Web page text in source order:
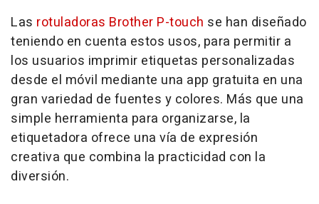
Las rotuladoras Brother P-touch se han diseñado
teniendo en cuenta estos usos, para permitir a
los usuarios imprimir etiquetas personalizadas
desde el móvil mediante una app gratuita en una
gran variedad de fuentes y colores. Más que una
simple herramienta para organizarse, la
etiquetadora ofrece una vía de expresión
creativa que combina la practicidad con la
diversión.